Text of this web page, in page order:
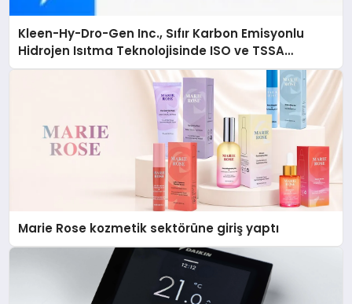
Kleen-Hy-Dro-Gen Inc., Sıfır Karbon Emisyonlu
Hidrojen Isıtma Teknolojisinde ISO ve TSSA
Düzenleyici Onaylarını Aldı
Marie Rose kozmetik sektörüne giriş yaptı